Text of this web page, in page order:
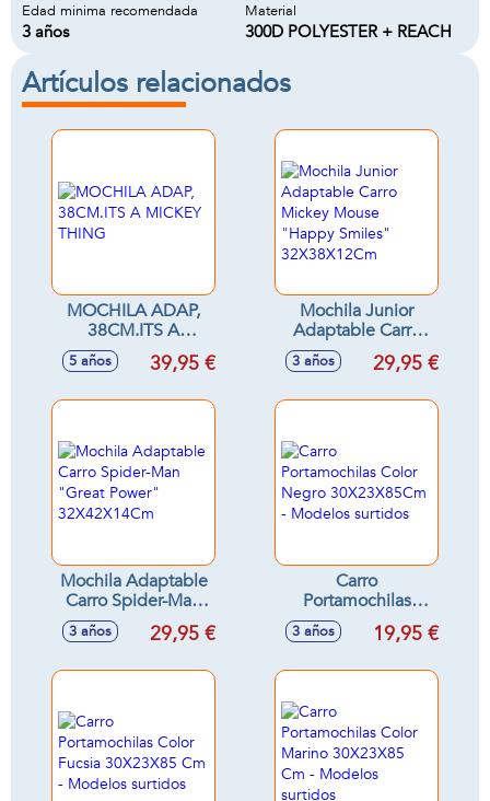
Edad minima recomendada
3 años
Material
300D POLYESTER + REACH
Artículos relacionados
MOCHILA ADAP,
38CM.ITS A
MICKEY THING
5 años 39,95 €
Mochila Junior
Adaptable Carro
Mickey Mouse
"Happy Smiles"
3 años 29,95 €
Mochila Adaptable
Carro Spider-Man
"Great Power"
32X42X14Cm
3 años 29,95 €
Carro
Portamochilas
Color Negro
30X23X85Cm -
3 años 19,95 €